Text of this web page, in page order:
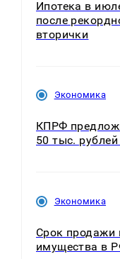
Ипотека в
после
вторички
Экономика
КПРФ
50 тыс.
Экономика
Срок продажи
имущества в